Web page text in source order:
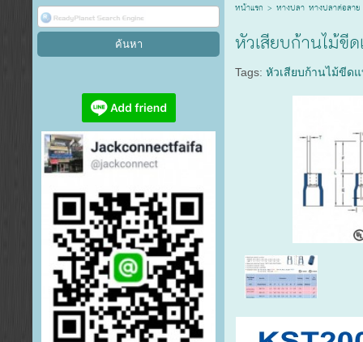
หน้าแรก > หางปลา หางปลาต่อสาย
หัวเสียบก้านไม้
Tags:หัวเสียบก้านไม้ขีด